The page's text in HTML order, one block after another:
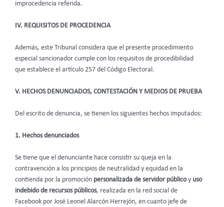
improcedencia referida.
IV. REQUISITOS DE PROCEDENCIA
Además, este Tribunal considera que el presente procedimiento
especial sancionador cumple con los requisitos de procedibilidad
que establece el artículo 257 del Código Electoral.
V. HECHOS DENUNCIADOS, CONTESTACIÓN Y MEDIOS DE PRUEBA
Del escrito de denuncia, se tienen los siguientes hechos imputados:
1. Hechos denunciados
Se tiene que el denunciante hace consistir su queja en la
contravención a los principios de neutralidad y equidad en la
contienda por la promoción personalizada de servidor públicoy uso
indebido de recursos públicos, realizada en la red social de
Facebook por José Leonel Alarcón Herrejón, en cuanto jefe de